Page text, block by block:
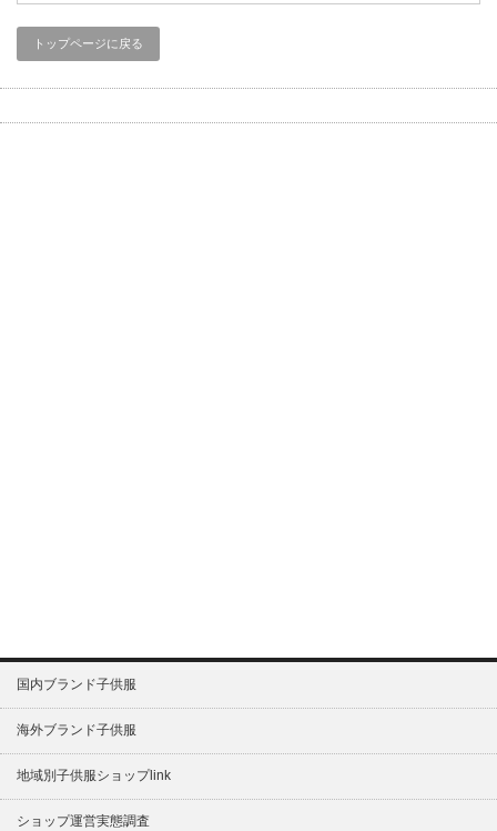
トップページに戻る
国内ブランド子供服
海外ブランド子供服
地域別子供服ショップlink
ショップ運営実態調査